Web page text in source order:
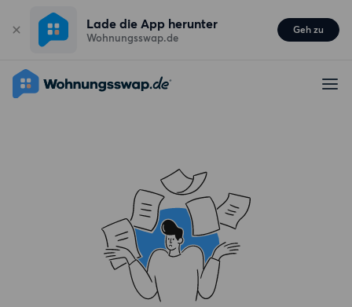
Lade die App herunter
Wohnungsswap.de
Geh zu